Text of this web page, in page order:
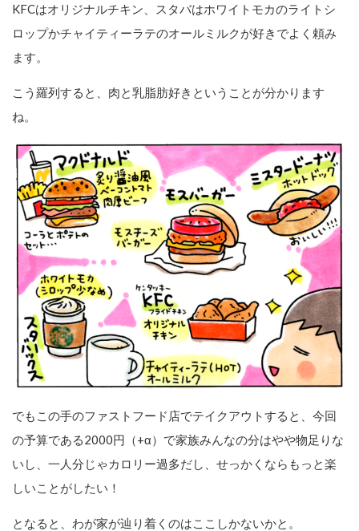
KFCはオリジナルチキン、スタバはホワイトモカのライトシ
ロップかチャイティーラテのオールミルクが好きでよく頼み
ます。
こう羅列すると、肉と乳脂肪好きということが分かります
ね。
でもこの手のファストフード店でテイクアウトすると、今回
の予算である2000円（+α）で家族みんなの分はやや物足りな
いし、一人分じゃカロリー過多だし、せっかくならもっと楽
しいことがしたい！
となると、わが家が辿り着くのはここしかないかと。